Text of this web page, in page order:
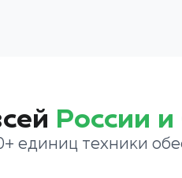
России
единиц техники